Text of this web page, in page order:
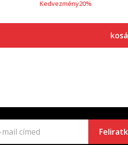
Kedvezmény20%